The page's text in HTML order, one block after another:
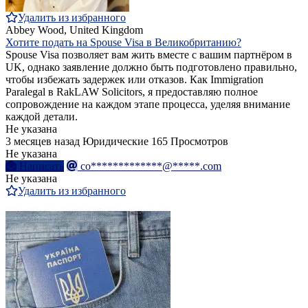
Удалить из избранного
Abbey Wood, United Kingdom
Хотите подать на Spouse Visa в Великобританию?
Spouse Visa позволяет вам жить вместе с вашим партнёром в
UK, однако заявление должно быть подготовлено правильно,
чтобы избежать задержек или отказов. Как Immigration
Paralegal в RakLAW Solicitors, я предоставляю полное
сопровождение на каждом этапе процесса, уделяя внимание
каждой детали.
Не указана
3 месяцев назад Юридические 165 Просмотров
Не указана
Написать
co*************@*****.com
Не указана
Удалить из избранного